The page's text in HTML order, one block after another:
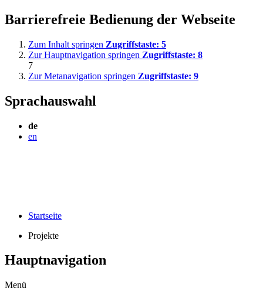
Barrierefreie Bedienung der Webseite
Zum Inhalt springen Zugriffstaste: 5
Zur Hauptnavigation springen Zugriffstaste: 8
7
Zur Metanavigation springen Zugriffstaste: 9
Sprachauswahl
de
en
Startseite
Projekte
Hauptnavigation
Menü